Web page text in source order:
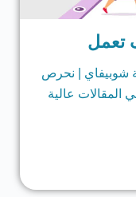
تعمل
| نحرص
المقالات عالية